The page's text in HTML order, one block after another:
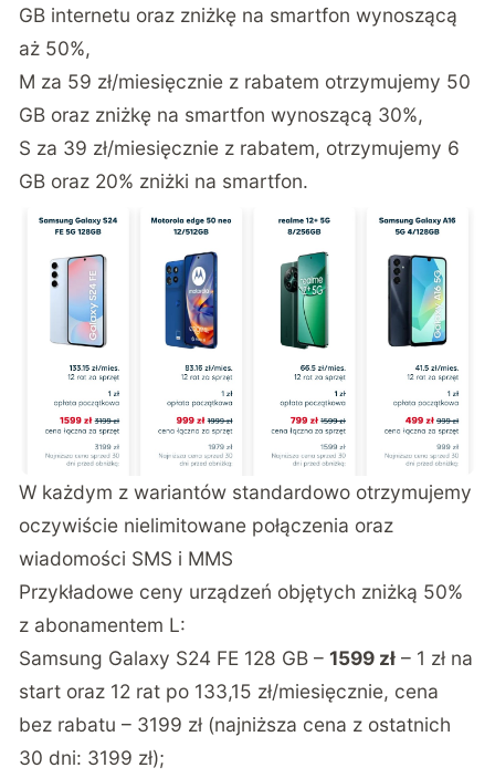
GB internetu oraz zniżkę na smartfon wynoszącą
aż 50%,
M za 59 zł/miesięcznie z rabatem otrzymujemy 50
GB oraz zniżkę na smartfon wynoszącą 30%,
S za 39 zł/miesięcznie z rabatem, otrzymujemy 6
GB oraz 20% zniżki na smartfon.
W każdym z wariantów standardowo otrzymujemy
oczywiście nielimitowane połączenia oraz
wiadomości SMS i MMS
Przykładowe ceny urządzeń objętych zniżką 50%
z abonamentem L:
Samsung Galaxy S24 FE 128 GB –1599 zł – 1 zł na
start oraz 12 rat po 133,15 zł/miesięcznie, cena
bez rabatu – 3199 zł (najniższa cena z ostatnich
30 dni: 3199 zł);